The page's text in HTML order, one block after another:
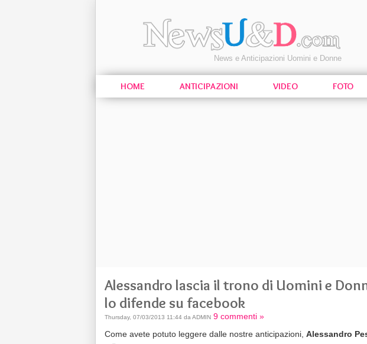
News e Anticipazioni Uomini e Donne
HOME ANTICIPAZIONI VIDEO FOTO
Alessandro lascia il trono di Uomini e
lo difende su facebook
Thursday, 07/03/2013 11:44 da ADMIN 9 commenti »
Come avete potuto leggere dalle nostre anticipazioni, Alessandro